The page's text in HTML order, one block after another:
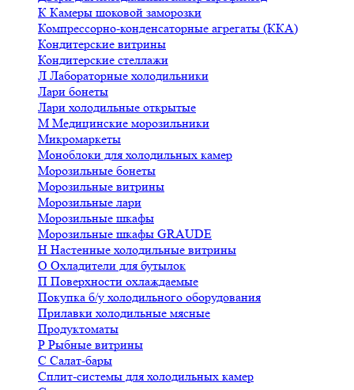
К Камеры шоковой заморозки
Компрессорно-конденсаторные агрегаты (ККА)
Кондитерские витрины
Кондитерские стеллажи
Л Лабораторные холодильники
Лари бонеты
Лари холодильные открытые
М Медицинские морозильники
Микромаркеты
Моноблоки для холодильных камер
Морозильные бонеты
Морозильные витрины
Морозильные лари
Морозильные шкафы
Морозильные шкафы GRAUDE
Н Настенные холодильные витрины
О Охладители для бутылок
П Поверхности охлаждаемые
Покупка б/у холодильного оборудования
Прилавки холодильные мясные
Продуктоматы
Р Рыбные витрины
С Салат-бары
Сплит-системы для холодильных камер